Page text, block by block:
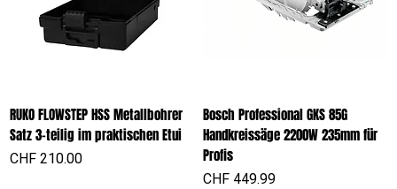
RUKO FLOWSTEP HSS Metallbohrer
Satz 3-teilig im praktischen Etui
Preis
CHF 210.00
Bosch Professional GKS 85G
Handkreissäge 2200W 235mm für
Profis
Preis
CHF 449.99